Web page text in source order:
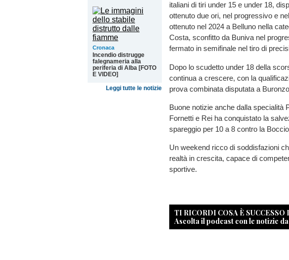
Cronaca
Incendio distrugge
falegnameria alla
periferia di Alba [FOTO
E VIDEO]
Leggi tutte le notizie
italiani di tiri under 15 e under 18,
ottenuto due ori, nel progressivo e
ottenuto nel 2024 a Belluno nella
Costa, sconfitto da Buniva nel
fermato in semifinale nel tiro di
Dopo lo scudetto under 18 della
continua a crescere, con la
prova combinata disputata a
Buone notizie anche dalla specialità
Fornetti e Rei ha conquistato la
spareggio per 10 a 8 contro la
Un weekend ricco di soddisfazioni
realtà in crescita, capace di
sportive.
TI RICORDI COSA È SUCCESSO
Ascolta il podcast con le notizie